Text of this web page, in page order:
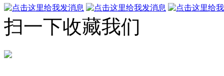
扫一下收藏我们